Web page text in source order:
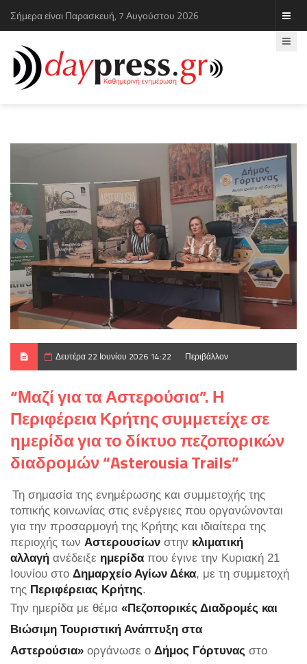
Σήμερα είναι Παρασκευή, 7 Αυγούστου 2026
Δευτέρα 22 Ιουνίου 2026 14:22 Περιβάλλον
“Μαζί για τα Αστερούσια”. Η
Περιφέρεια Κρήτης συμμετείχε σε
ημερίδα για το δίκτυο πεζοπορικών
διαδρομών “Asterousia Trails”
Τη σημασία της ενημέρωσης και συμμετοχής της
τοπικής κοινωνίας στις ενέργειες που οργανώνονται
για την προσαρμογή της Κρήτης και ιδιαίτερα της
περιοχής των Αστερουσίων στην κλιματική
αλλαγή ανέδειξε ημερίδα που έγινε την Κυριακή 21
Ιουνίου στο Δημαρχείο Αγίων Δέκα, με τη συμμετοχή
της Περιφέρειας Κρήτης.
Την ημερίδα με θέμα «Πεζοπορικές Διαδρομές και
Βιώσιμη Τουριστική Ανάπτυξη στα
Αστερούσια» οργάνωσε ο Δήμος Γόρτυνας στο